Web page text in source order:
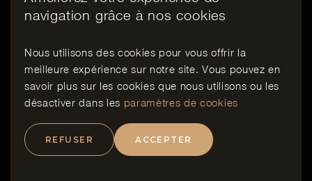
Email : info@bewood.be
FR
Copyright Charte Vie Privée Politique de cookies
navigation grâce à nos cookies
Nous utilisons des cookies pour vous offrir la
meilleure expérience sur notre site. Vous pouvez en
savoir plus sur les cookies que nous utilisons ou les
désactiver dans les paramètres de cookies
REFUSER ACCEPTER